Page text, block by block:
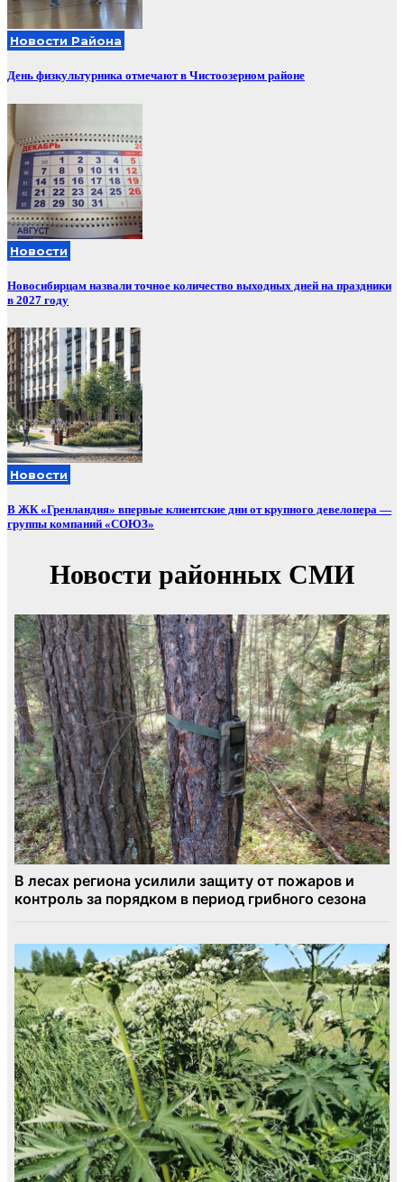
Новости Района
День физкультурника отмечают в Чистоозерном районе
Новости
Новосибирцам назвали точное количество выходных дней на праздники
в 2027 году
Новости
В ЖК «Гренландия» впервые клиентские дни от крупного девелопера —
группы компаний «СОЮЗ»